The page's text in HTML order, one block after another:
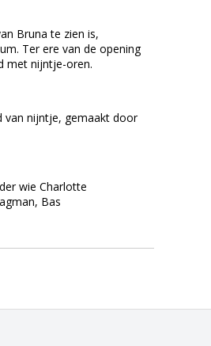
Bruna te zien is,
. Ter ere van de opening
met nijntje-oren.
van nijntje, gemaakt door
wie Charlotte
, Bas